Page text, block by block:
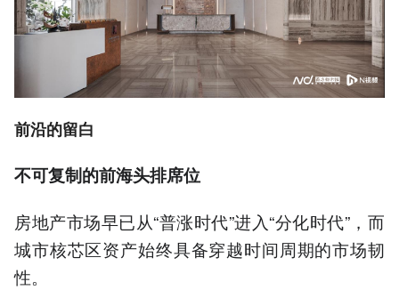
前沿的留白
不可复制的前海头排席位
房地产市场早已从“普涨时代”进入“分化时代”，而
城市核芯区资产始终具备穿越时间周期的市场韧
性。